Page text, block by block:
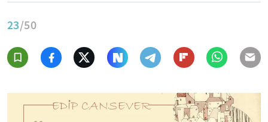
23/50